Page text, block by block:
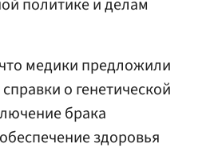
политике и делам
медики предложили
о генетической
брака
здоровья